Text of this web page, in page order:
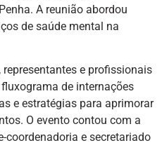
A reunião abordou
de saúde mental na
representantes e profissionais
de internações
e estratégias para aprimorar
O evento contou com a
coordenadoria e secretariado